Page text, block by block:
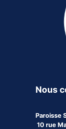
Nous
Paroisse
10 rue